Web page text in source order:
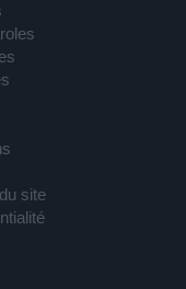
site